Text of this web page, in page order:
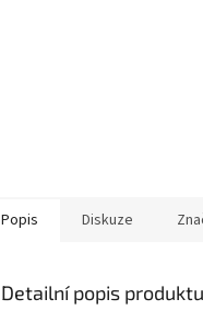
Popis Diskuze
Detailní popis produktu